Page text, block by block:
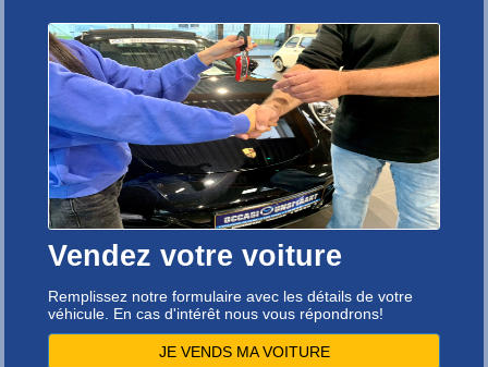
Vendez votre voiture
Remplissez notre formulaire avec les détails de votre
véhicule. En cas d'intérêt nous vous répondrons!
JE VENDS MA VOITURE